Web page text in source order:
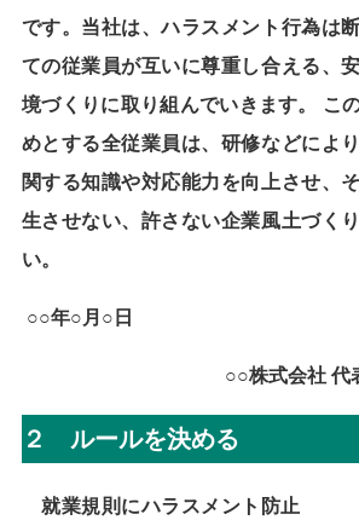
です。当社は、ハラスメント行為は
ての従業員が互いに尊重し合える、
境づくりに取り組んでいきます。 こ
めとする全従業員は、研修などによ
関する知識や対応能力を向上させ、
生させない、許さない企業風土づく
い。
○○年○ 月 ○ 日
○○株式会社 代
２ ルールを決める
就業規則にハラスメント防止